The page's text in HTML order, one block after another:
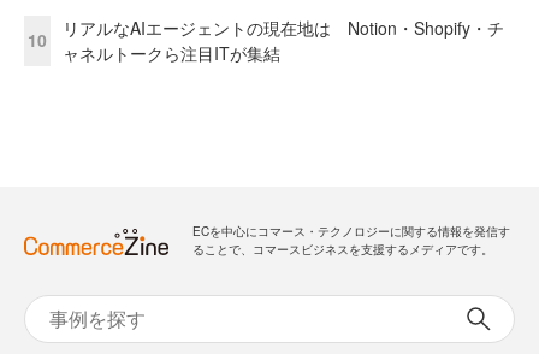
10
リアルなAIエージェントの現在地は Notion・Shopify・チ
ャネルトークら注目ITが集結
ECを中心にコマース・テクノロジーに関する情報を発信す
ることで、コマースビジネスを支援するメディアです。